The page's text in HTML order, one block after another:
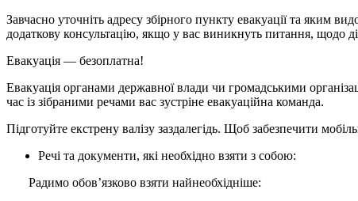
Завчасно уточніть адресу збірного пункту евакуації та яким
додаткову консультацію, якщо у вас виникнуть питання, щодо
Евакуація — безоплатна!
Евакуація органами державної влади чи громадськими
час із зібраними речами вас зустріне евакуаційна команда.
Підготуйте екстрену валізу заздалегідь. Щоб забезпечити
Речі та документи, які необхідно взяти з собою:
Радимо обовʼязково взяти найнеобхідніше: